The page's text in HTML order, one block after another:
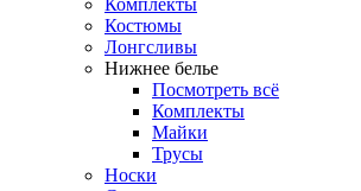
Костюмы
Лонгсливы
Нижнее белье
Посмотреть всё
Комплекты
Майки
Трусы
Носки